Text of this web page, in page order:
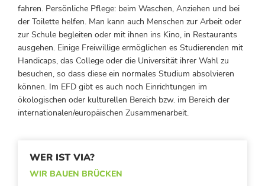
fahren. Persönliche Pflege: beim Waschen, Anziehen und bei
der Toilette helfen. Man kann auch Menschen zur Arbeit oder
zur Schule begleiten oder mit ihnen ins Kino, in Restaurants
ausgehen. Einige Freiwillige ermöglichen es Studierenden mit
Handicaps, das College oder die Universität ihrer Wahl zu
besuchen, so dass diese ein normales Studium absolvieren
können. Im EFD gibt es auch noch Einrichtungen im
ökologischen oder kulturellen Bereich bzw. im Bereich der
internationalen/europäischen Zusammenarbeit.
WER IST VIA?
WIR BAUEN BRÜCKEN